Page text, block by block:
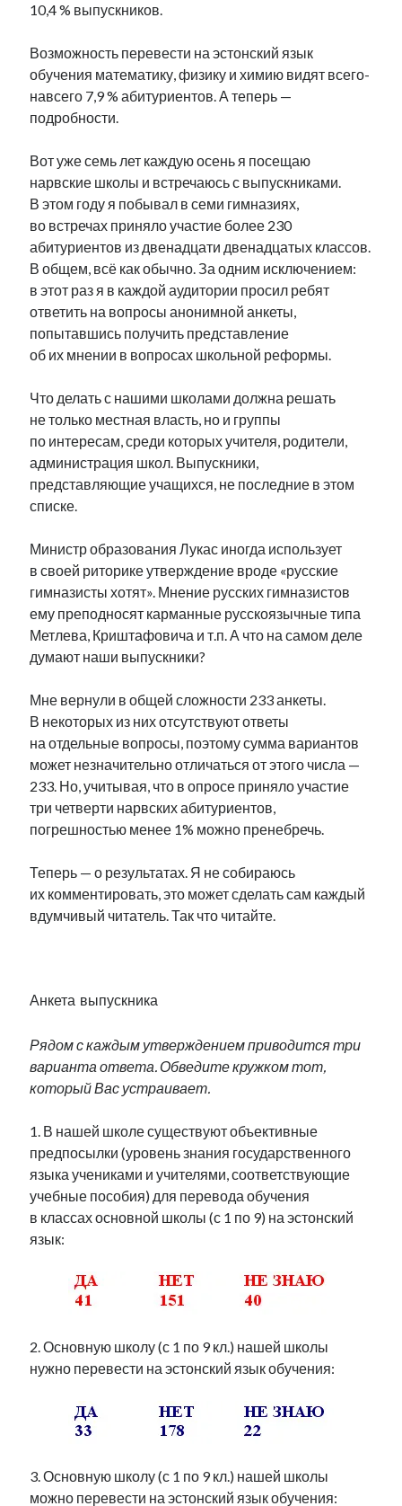
Михаил Стальнухин:
Отзывы и предложения по блогу:
10,4 % выпускников.
Возможность перевести на эстонский язык
обучения математику, физику и химию видят всего-
навсего 7,9 % абитуриентов. А теперь —
подробности.
Вот уже семь лет каждую осень я посещаю
нарвские школы и встречаюсь с выпускниками.
В этом году я побывал в семи гимназиях,
во встречах приняло участие более 230
абитуриентов из двенадцати двенадцатых классов.
В общем, всё как обычно. За одним исключением:
в этот раз я в каждой аудитории просил ребят
ответить на вопросы анонимной анкеты,
попытавшись получить представление
об их мнении в вопросах школьной реформы.
Что делать с нашими школами должна решать
не только местная власть, но и группы
по интересам, среди которых учителя, родители,
администрация школ. Выпускники,
представляющие учащихся, не последние в этом
списке.
Министр образования Лукас иногда использует
в своей риторике утверждение вроде «русские
гимназисты хотят». Мнение русских гимназистов
ему преподносят карманные русскоязычные типа
Метлева, Криштафовича и т.п. А что на самом деле
думают наши выпускники?
Мне вернули в общей сложности 233 анкеты.
В некоторых из них отсутствуют ответы
на отдельные вопросы, поэтому сумма вариантов
может незначительно отличаться от этого числа —
233. Но, учитывая, что в опросе приняло участие
три четверти нарвских абитуриентов,
погрешностью менее 1% можно пренебречь.
Теперь — о результатах. Я не собираюсь
их комментировать, это может сделать сам каждый
вдумчивый читатель. Так что читайте.
Анкета выпускника
Рядом с каждым утверждением приводится три
варианта ответа. Обведите кружком тот,
который Вас устраивает.
1. В нашей школе существуют объективные
предпосылки (уровень знания государственного
языка учениками и учителями, соответствующие
учебные пособия) для перевода обучения
в классах основной школы (с 1 по 9) на эстонский
язык:
2. Основную школу (с 1 по 9 кл.) нашей школы
нужно перевести на эстонский язык обучения:
3. Основную школу (с 1 по 9 кл.) нашей школы
можно перевести на эстонский язык обучения: